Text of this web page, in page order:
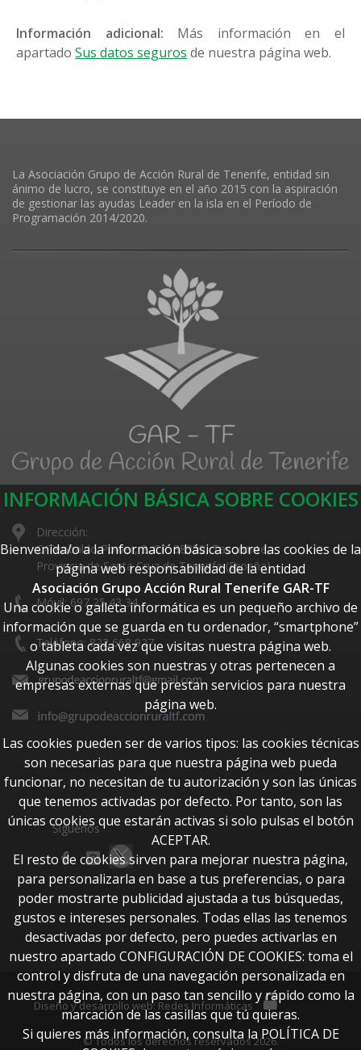
Información adicional: Más información en el
apartado Sus datos seguros de nuestra página web.
La Asociación Grupo de Acción Rural de Tenerife, entidad sin
ánimo de lucro, se constituye en el año 2015 con la aspiración
de gestionar las ayudas Leader en la isla en el Período de
Programación 2014/2020.
Dirección:
C/Teobaldo Power, 2. CP: 38350, Tacoronte,
Provincia de Santa Cruz de Tenerife (España)
Móvil: 697 25 43 34
Teléfono: 822 668 927
Síguenos
Diseño y desarrollo web: Redes Informáticas btUpdate
© Todos los derechos reservados 2026.
INFORMACIÓN BÁSICA SOBRE COOKIES
Bienvenida/o a la información básica sobre las cookies de la
página web responsabilidad de la entidad
Asociación Grupo Acción Rural Tenerife GAR-TF
Una cookie o galleta informática es un pequeño archivo de
información que se guarda en tu ordenador, “smartphone”
o tableta cada vez que visitas nuestra página web.
Algunas cookies son nuestras y otras pertenecen a
empresas externas que prestan servicios para nuestra
página web.
Las cookies pueden ser de varios tipos: las cookies técnicas
son necesarias para que nuestra página web pueda
funcionar, no necesitan de tu autorización y son las únicas
que tenemos activadas por defecto. Por tanto, son las
únicas cookies que estarán activas si solo pulsas el botón
ACEPTAR.
El resto de cookies sirven para mejorar nuestra página,
para personalizarla en base a tus preferencias, o para
poder mostrarte publicidad ajustada a tus búsquedas,
gustos e intereses personales. Todas ellas las tenemos
desactivadas por defecto, pero puedes activarlas en
nuestro apartado CONFIGURACIÓN DE COOKIES: toma el
control y disfruta de una navegación personalizada en
nuestra página, con un paso tan sencillo y rápido como la
marcación de las casillas que tú quieras.
Si quieres más información, consulta la POLÍTICA DE